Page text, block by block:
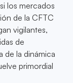
los mercados
de la CFTC
vigilantes,
de
de la dinámica
primordial